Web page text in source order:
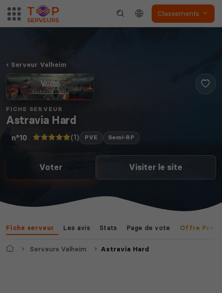
Classements
Serveur Valheim
FICHE SERVEUR
Astravia Hard
n°10 (1) PVE Semi-RP
Voter Visiter le site
Fiche serveur Les avis Stats Page de vote Offre
AccueilServeurs Valheim Astravia Hard